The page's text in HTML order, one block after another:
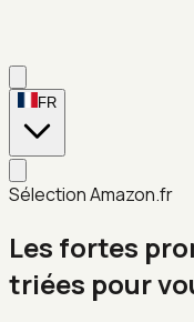
FR
Sélection Amazon.fr
Les fortes
triées pour